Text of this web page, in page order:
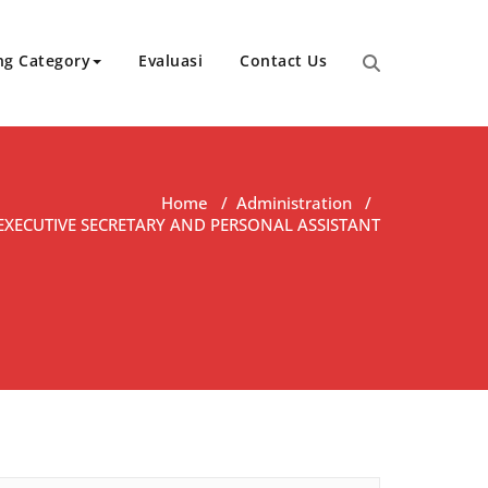
Category Evaluasi Contact Us
Home / Administration /
SECRETARY AND PERSONAL ASSISTANT